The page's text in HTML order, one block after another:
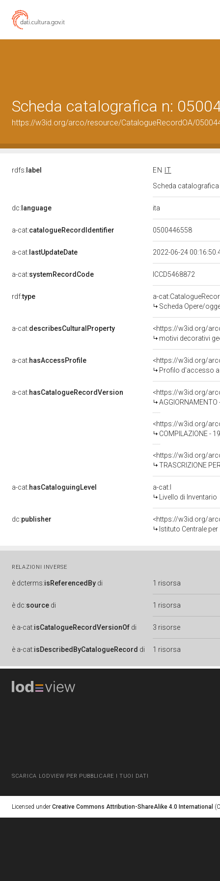
Scheda catalografica n:
https://w3id.org/arco/resource/CatalogueRecordOA/
rdfs: label EN
IT
Scheda
dc: language ita
a-cat:catalogueRecordIdentifier 0500446558
a-cat: lastUpdateDate 2022-06-24
a-cat:systemRecordCode ICCD5468872
rdf:type
a-
Scheda Opere/
a-cat:describesCulturalProperty
<https://w3id.org/
motivi decorativi
a-cat:hasAccessProfile
<https://w3id.org/
Profilo d'accesso
a-cat:hasCatalogueRecordVersion
<https://w3id.org/
<https://w3id.org/
COMPILAZIONE -
<https://w3id.org/
TRASCRIZIONE
a-cat:hasCataloguingLevel
a-cat:I
Livello di Inventario
dc:publisher
<https://w3id.org/
Istituto Centrale
RELAZIONI INVERSE
è dcterms:isReferencedBy di 1 risorsa
è dc:source di 1 risorsa
è a-cat:isCatalogueRecordVersionOf di 3 risorse
è a-cat:isDescribedByCatalogueRecord di 1 risorsa
SCARICA LODVIEW PER PUBBLICARE I TUOI DATI
Licensed under Creative Commons Attribution-ShareAlike 4.0 International